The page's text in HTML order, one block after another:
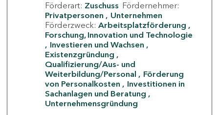
Förderart: Zuschuss Fördernehmer:
Privatpersonen
Unternehmen
Förderzweck: Arbeitsplatzförderung
Forschung, Innovation und Technologie
Investieren und Wachsen
Existenzgründung
Qualifizierung/Aus- und
Weiterbildung/Personal
Förderung
von Personalkosten
Investitionen in
Sachanlagen und Beratung
Unternehmensgründung